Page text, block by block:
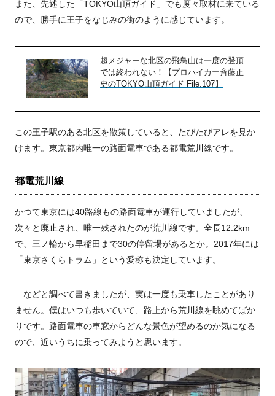
また、先述した「TOKYO山頂ガイド」でも度々取材に来ている
ので、勝手に王子をなじみの街のように感じています。
超メジャーな北区の飛鳥山は一度の登頂
では終われない！【プロハイカー斉藤正
史のTOKYO山頂ガイド File.107】
この王子駅のある北区を散策していると、たびたびアレを見か
けます。東京都内唯一の路面電車である都電荒川線です。
都電荒川線
かつて東京には40路線もの路面電車が運行していましたが、
次々と廃止され、唯一残されたのが荒川線です。全長12.2km
で、三ノ輪から早稲田まで30の停留場があるとか。2017年には
「東京さくらトラム」という愛称も決定しています。
…などと調べて書きましたが、実は一度も乗車したことがあり
ません。僕はいつも歩いていて、路上から荒川線を眺めてばか
りです。路面電車の車窓からどんな景色が望めるのか気になる
ので、近いうちに乗ってみようと思います。